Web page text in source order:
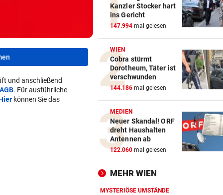
und anschließend
AGB. Für ausführliche
können Sie das
Kanzler Stocker hart
ins Gericht
147.994 mal gelesen
WIEN
Cobra stürmt
Dorotheum, Täter ist
verschwunden
144.186 mal gelesen
MEDIEN
Neuer Skandal! ORF
dreht Haushalten
Antennen ab
122.060 mal gelesen
MEHR WIEN
MYSTERIÖSE UMSTÄNDE